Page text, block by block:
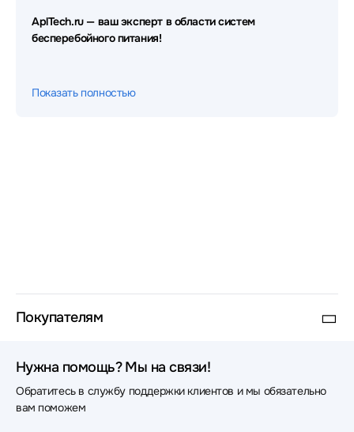
Источники бесперебойного питания (ИБП - UPS)
CROWN
AplTech.ru — ваш эксперт в области систем
бесперебойного питания!
Показать полностью
Покупателям
Нужна помощь? Мы на связи!
Обратитесь в службу поддержки клиентов и мы обязательно
вам поможем